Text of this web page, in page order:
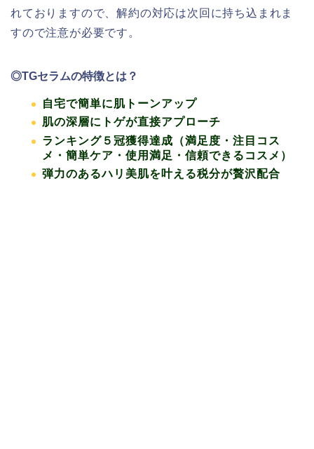
れておりますので、解約の対応は次回に持ち込まれま
すので注意が必要です。
◎TGセラムの特徴とは？
自宅で簡単に肌トーンアップ
肌の深層にトゲが直接アプローチ
ランキング５冠獲得達成（満足度・注目コス
メ・簡単ケア・使用満足・信頼できるコスメ）
弾力のあるハリ美肌を叶える税分が贅沢配合